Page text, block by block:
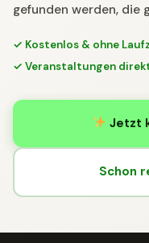
gefunden werden, die
✓ Kostenlos & ohne
✓ Veranstaltungen
Jetzt
Schon